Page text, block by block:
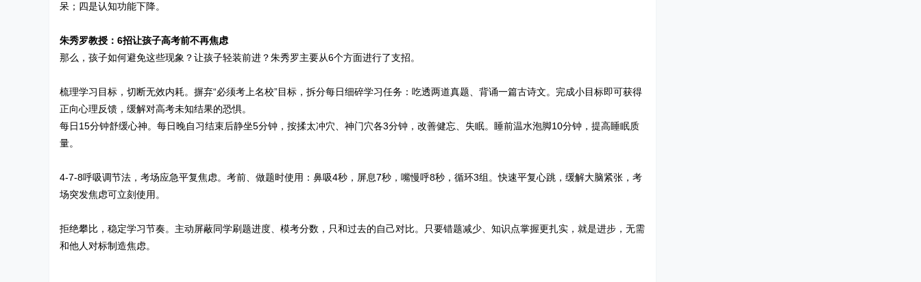
呆；四是认知功能下降。
朱秀罗教授：6招让孩子高考前不再焦虑
那么，孩子如何避免这些现象？让孩子轻装前进？朱秀罗主要从6个方面进行了支招。
梳理学习目标，切断无效内耗。摒弃“必须考上名校”目标，拆分每日细碎学习任务：吃透两道真题、背诵一篇古诗文。完成小目标即可获得
正向心理反馈，缓解对高考未知结果的恐惧。
每日15分钟舒缓心神。每日晚自习结束后静坐5分钟，按揉太冲穴、神门穴各3分钟，改善健忘、失眠。睡前温水泡脚10分钟，提高睡眠质
量。
4-7-8呼吸调节法，考场应急平复焦虑。考前、做题时使用：鼻吸4秒，屏息7秒，嘴慢呼8秒，循环3组。快速平复心跳，缓解大脑紧张，考
场突发焦虑可立刻使用。
拒绝攀比，稳定学习节奏。主动屏蔽同学刷题进度、模考分数，只和过去的自己对比。只要错题减少、知识点掌握更扎实，就是进步，无需
和他人对标制造焦虑。